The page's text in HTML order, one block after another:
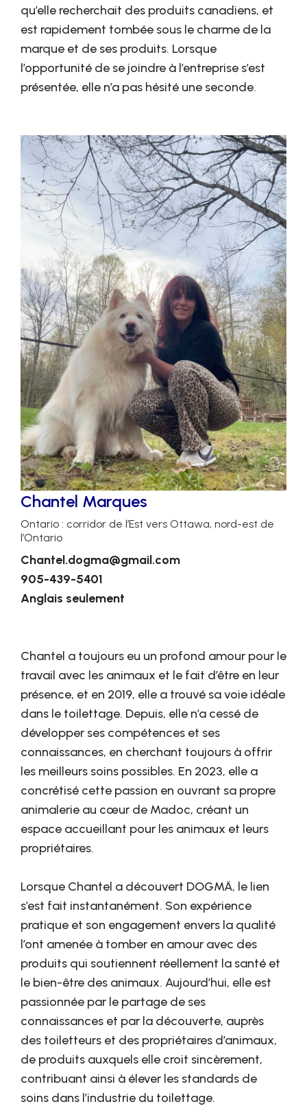
qu’elle recherchait des produits canadiens, et
est rapidement tombée sous le charme de la
marque et de ses produits. Lorsque
l’opportunité de se joindre à l’entreprise s’est
présentée, elle n’a pas hésité une seconde.
Chantel Marques
Ontario : corridor de l’Est vers Ottawa, nord-est de
l’Ontario
Chantel.dogma@gmail.com
905-439-5401
Anglais seulement
Chantel a toujours eu un profond amour pour le
travail avec les animaux et le fait d’être en leur
présence, et en 2019, elle a trouvé sa voie idéale
dans le toilettage. Depuis, elle n’a cessé de
développer ses compétences et ses
connaissances, en cherchant toujours à offrir
les meilleurs soins possibles. En 2023, elle a
concrétisé cette passion en ouvrant sa propre
animalerie au cœur de Madoc, créant un
espace accueillant pour les animaux et leurs
propriétaires.
Lorsque Chantel a découvert DOGMÄ, le lien
s’est fait instantanément. Son expérience
pratique et son engagement envers la qualité
l’ont amenée à tomber en amour avec des
produits qui soutiennent réellement la santé et
le bien-être des animaux. Aujourd’hui, elle est
passionnée par le partage de ses
connaissances et par la découverte, auprès
des toiletteurs et des propriétaires d’animaux,
de produits auxquels elle croit sincèrement,
contribuant ainsi à élever les standards de
soins dans l’industrie du toilettage.